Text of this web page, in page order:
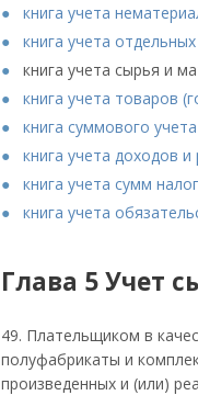
книга учета
книга учета
книга учета сырья и
книга учета товаров
книга суммового
книга учета доходов и
книга учета сумм
книга учета
Глава 5 Учет
49. Плательщиком в
полуфабрикаты и
произведенных и (или)